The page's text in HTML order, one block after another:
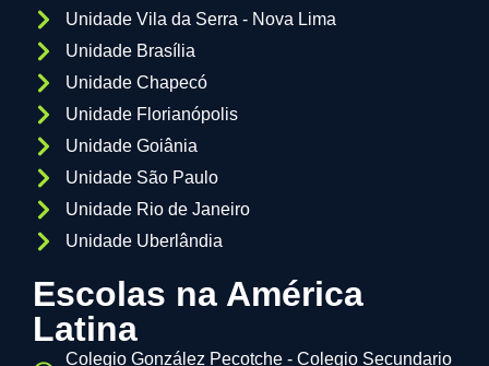
Unidade Vila da Serra - Nova Lima
Unidade Brasília
Unidade Chapecó
Unidade Florianópolis
Unidade Goiânia
Unidade São Paulo
Unidade Rio de Janeiro
Unidade Uberlândia
Escolas na América
Latina
Colegio González Pecotche - Colegio Secundario